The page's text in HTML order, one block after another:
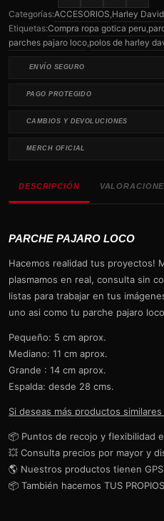
Categorías:ACCESORIOS Harley
Etiquetas:Compra ropa gotica peru
parches pajaro loco polos de harley
ENVÍO SEGURO
PAGO PROTEGIDO
CAMBIOS Y DEVOLUCIONES
MERCH OFICIAL
DESCRIPCIÓN
PARCHE PAJARO LOCO
Hacemos realidad tus proyectos!
plasmamos en real, consulta sin
listas para trabajar en tus
uno asi como tu parche pajaro loco
Pequeño: 5 cm aprox.
Mediano: 11 cm aprox.
Grande : 14 cm aprox.
Espalda: desde 28 cms.
Si deseas más productos
📦 Puntos de recojo y flexibilidad
💥 Consulta precios por mayor y
🌎 Nuestros productos tienen
📦 También hacemos TUS